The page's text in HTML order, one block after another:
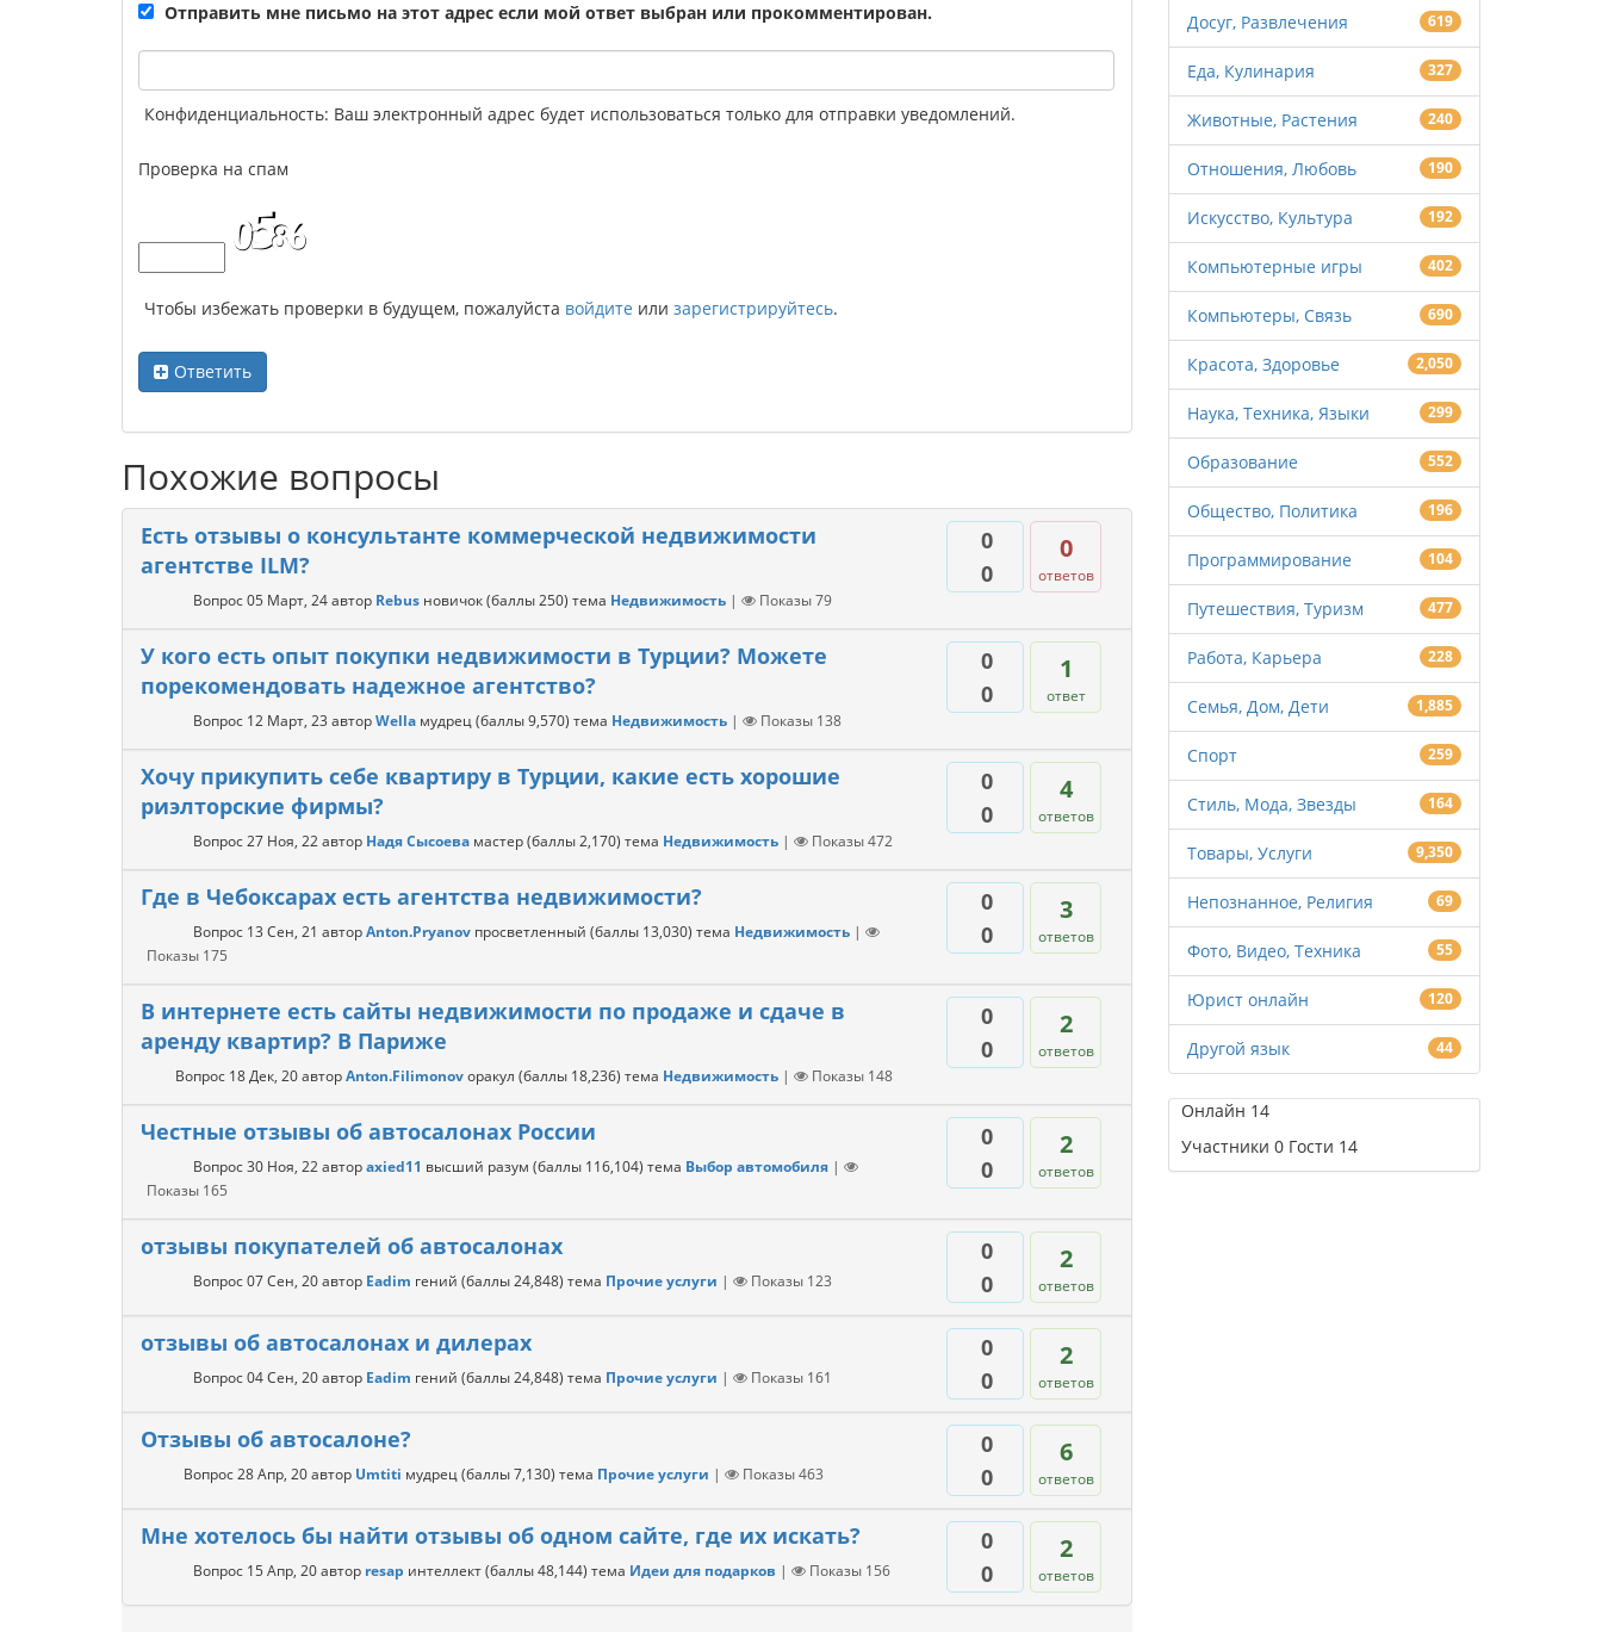
Отправить мне письмо на этот адрес если мой ответ выбран или прокомментирован.
Конфиденциальность: Ваш электронный адрес будет использоваться только для отправки уведомлений.
Проверка на спам
Чтобы избежать проверки в будущем, пожалуйста войдите или зарегистрируйтесь.
Ответить
Похожие вопросы
0
0
0
ответов
Есть отзывы о консультанте коммерческой недвижимости
агентстве ILM?
Вопрос05 Март, 24автор Rebus новичок(баллы250) тема Недвижимость | Показы79
0
0
1
ответ
У кого есть опыт покупки недвижимости в Турции? Можете
порекомендовать надежное агентство?
Вопрос 12 Март, 23 авторWella мудрец(баллы9,570) тема Недвижимость | Показы 138
0
0
4
ответов
Хочу прикупить себе квартиру в Турции, какие есть хорошие
риэлторские фирмы?
Вопрос27 Ноя, 22автор Надя Сысоева мастер(баллы2,170) тема Недвижимость | Показы472
0
0
3
ответов
Где в Чебоксарах есть агентства недвижимости?
Вопрос 13 Сен, 21 авторAnton.Pryanov просветленный (баллы 13,030) тема Недвижимость |
Показы 175
0
0
2
ответов
В интернете есть сайты недвижимости по продаже и сдаче в
аренду квартир? В Париже
Вопрос 18 Дек, 20авторAnton.Filimonovоракул (баллы 18,236) тема Недвижимость | Показы 148
0
0
2
ответов
Честные отзывы об автосалонах России
Вопрос30 Ноя, 22авторaxied11 высший разум (баллы 116,104) тема Выбор автомобиля |
Показы 165
0
0
2
ответов
отзывы покупателей об автосалонах
Вопрос07 Сен, 20автор Eadim гений (баллы24,848) тема Прочие услуги | Показы 123
0
0
2
ответов
отзывы об автосалонах и дилерах
Вопрос04 Сен, 20автор Eadim гений (баллы24,848) тема Прочие услуги | Показы 161
0
0
6
ответов
Отзывы об автосалоне?
Вопрос28 Апр, 20автор Umtiti мудрец(баллы7,130) тема Прочие услуги | Показы463
0
0
2
ответов
Мне хотелось бы найти отзывы об одном сайте, где их искать?
Вопрос 15 Апр, 20автор resap интеллект(баллы48,144) тема Идеи для подарков | Показы 156
Досуг, Развлечения 619
Еда, Кулинария 327
Животные, Растения 240
Отношения, Любовь 190
Искусство, Культура 192
Компьютерные игры 402
Компьютеры, Связь 690
Красота, Здоровье 2,050
Наука, Техника, Языки 299
Образование 552
Общество, Политика 196
Программирование 104
Путешествия, Туризм 477
Работа, Карьера 228
Семья, Дом, Дети 1,885
Спорт 259
Стиль, Мода, Звезды 164
Товары, Услуги 9,350
Непознанное, Религия 69
Фото, Видео, Техника 55
Юрист онлайн 120
Другой язык 44
Онлайн 14
Участники 0Гости 14